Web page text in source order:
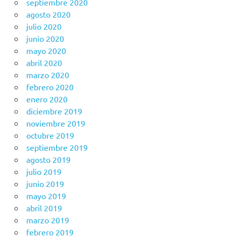
septiembre 2020
agosto 2020
julio 2020
junio 2020
mayo 2020
abril 2020
marzo 2020
febrero 2020
enero 2020
diciembre 2019
noviembre 2019
octubre 2019
septiembre 2019
agosto 2019
julio 2019
junio 2019
mayo 2019
abril 2019
marzo 2019
febrero 2019